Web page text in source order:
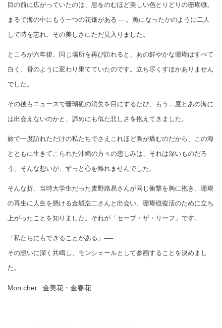
目の前に広がっていたのは、息をのむほど美しい色とりどりの珊瑚礁。
まるで海の中にもう一つの花畑がある──。魚になったかのように二人
して時を忘れ、その美しさにただ見入りました。
ところが六年後、同じ場所を再び訪れると、あの鮮やかな珊瑚はすべて
白く、骨のように変わり果てていたのです。立ち尽くすほかありません
でした。
その後もニュースで珊瑚礁の消失を目にするたび、もう二度とあの海に
は出会えないのかと、諦めにも似た悲しさを抱えてきました。
旅で一度訪れただけの私たちでさえこれほど胸が痛むのだから、この海
とともに生きてこられた沖縄の方々の悲しみは、それは深いものだろ
う、そんな想いが、ずっと心を離れませんでした。
そんな折、当時大学生だった麦野路易さんが同じ衝撃を胸に抱き、珊瑚
の再生に人生を懸ける金城浩二さんと出会い、珊瑚礁復活のために立ち
上がったことを知りました。それが「セーブ・ザ・リーフ」です。
「私たちにもできることがある」──
その想いに深く共鳴し、モンシェールとして参画することを決めまし
た。
Mon cher 金美花・金春花